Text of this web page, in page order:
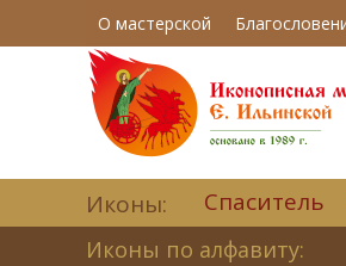
О мастерской
Иконы: Спаситель
Иконы по алфавиту: